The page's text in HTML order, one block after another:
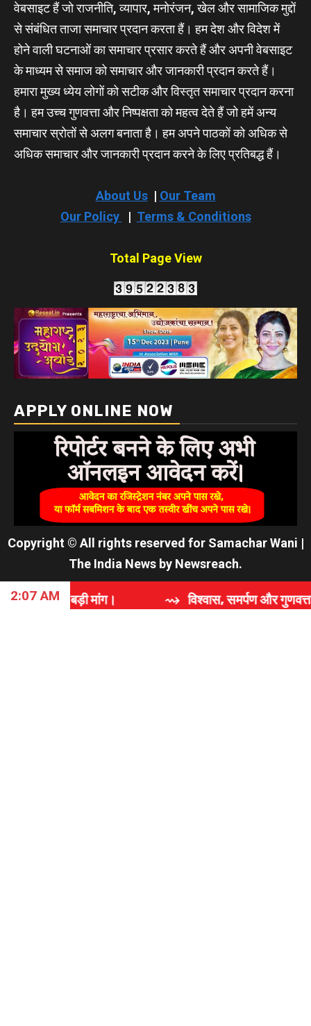
वेबसाइट हैं जो राजनीति, व्यापार, मनोरंजन, खेल और सामाजिक मुद्दों
से संबंधित ताजा समाचार प्रदान करता हैं। हम देश और विदेश में
होने वाली घटनाओं का समाचार प्रसार करते हैं और अपनी वेबसाइट
के माध्यम से समाज को समाचार और जानकारी प्रदान करते हैं।
हमारा मुख्य ध्येय लोगों को सटीक और विस्तृत समाचार प्रदान करना
है। हम उच्च गुणवत्ता और निष्पक्षता को महत्व देते हैं जो हमें अन्य
समाचार स्रोतों से अलग बनाता है। हम अपने पाठकों को अधिक से
अधिक समाचार और जानकारी प्रदान करने के लिए प्रतिबद्ध हैं।
About Us| Our Team
Our Policy
| Terms & Conditions
Total Page View
APPLY ONLINE NOW
Copyright © All rights reserved for Samachar Wani |
The India News by Newsreach.
2:07 AM ⇝ विश्वास, समर्पण और गुणवत्ता की कहानी: